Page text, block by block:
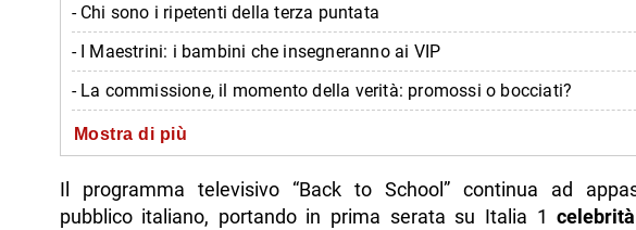
- Chi sono i ripetenti della terza puntata
- I Maestrini: i bambini che insegneranno ai VIP
- La commissione, il momento della verità: promossi o bocciati?
- Il cast di Back to School
-- Scopri di più da Napolike.it
Mostra di più
Il programma televisivo “Back to School” continua ad
pubblico italiano, portando in prima serata su Italia 1